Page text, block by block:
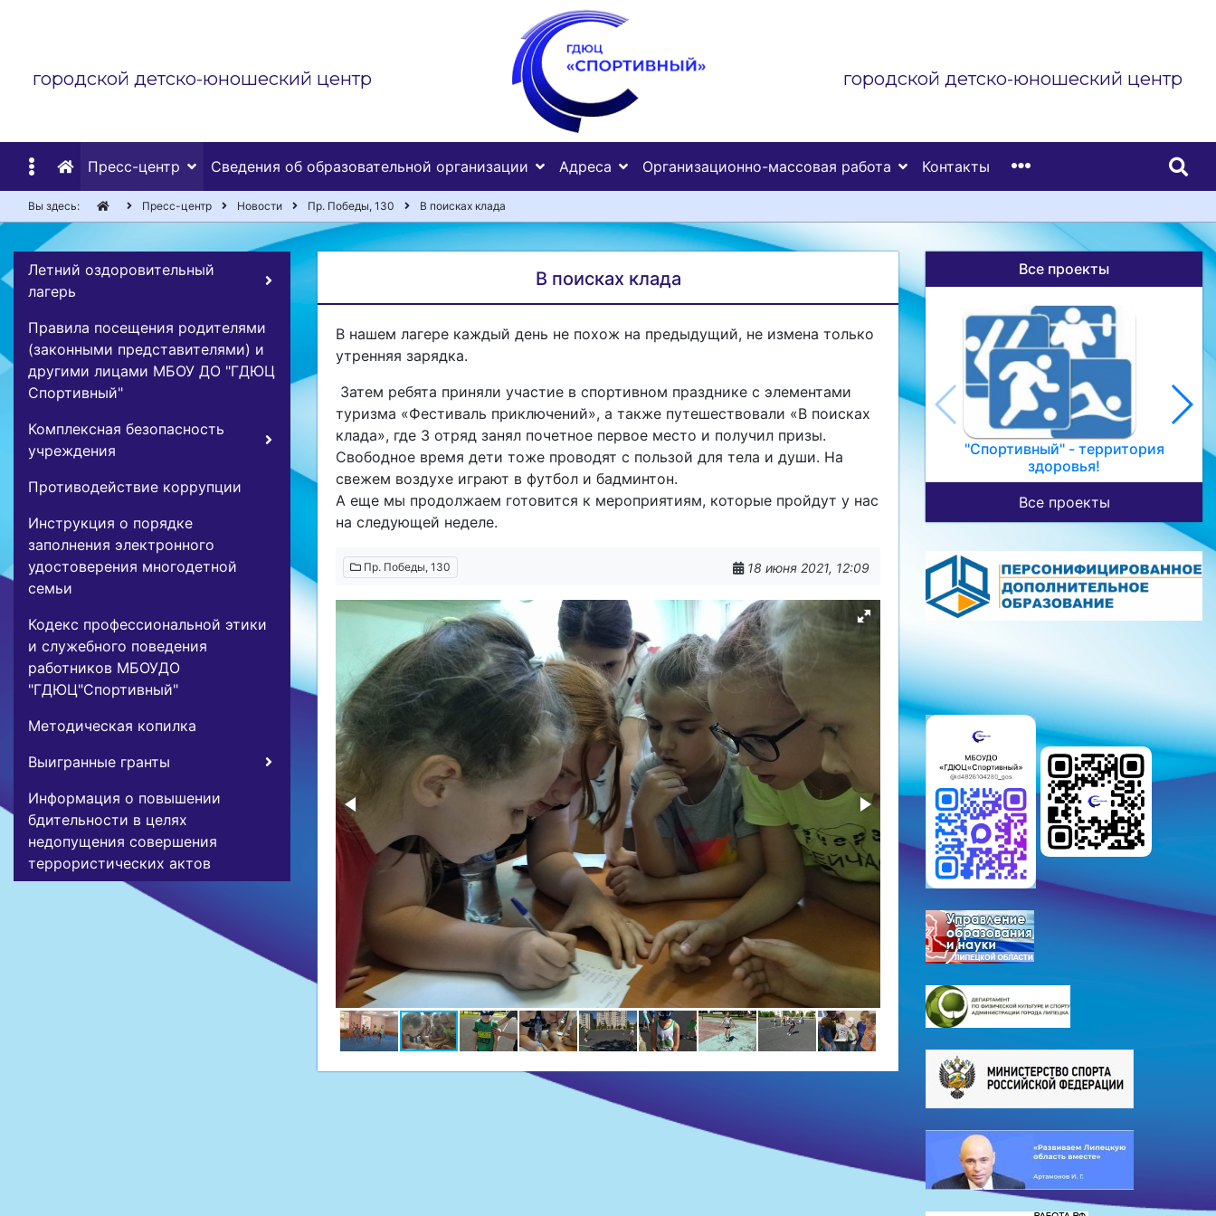
городской детско-юношеский центр городской детско-юношеский центр
Пресс-центр Сведения об образовательной организации Адреса Организационно-массовая работа Контакты
Вы здесь: Пресс-центр Новости Пр. Победы, 130 В поисках клада
Летний оздоровительный
лагерь
Правила посещения родителями
(законными представителями) и
другими лицами МБОУ ДО "ГДЮЦ
Спортивный"
Комплексная безопасность
учреждения
Противодействие коррупции
Инструкция о порядке
заполнения электронного
удостоверения многодетной
семьи
Кодекс профессиональной этики
и служебного поведения
работников МБОУДО
"ГДЮЦ"Спортивный"
Методическая копилка
Выигранные гранты
Информация о повышении
бдительности в целях
недопущения совершения
террористических актов
В поисках клада
В нашем лагере каждый день не похож на предыдущий, не измена только
утренняя зарядка.
Затем ребята приняли участие в спортивном празднике с элементами
туризма «Фестиваль приключений», а также путешествовали «В поисках
клада», где 3 отряд занял почетное первое место и получил призы.
Свободное время дети тоже проводят с пользой для тела и души. На
свежем воздухе играют в футбол и бадминтон.
А еще мы продолжаем готовится к мероприятиям, которые пройдут у нас
на следующей неделе.
18 июня 2021, 12:09
Пр. Победы, 130
Все проекты
"Спортивный" - территория
здоровья!
Все проекты